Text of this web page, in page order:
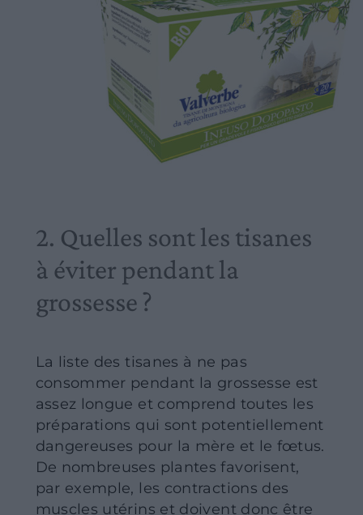
2. Quelles sont les tisanes
à éviter pendant la
grossesse ?
La liste des tisanes à ne pas
consommer pendant la grossesse est
assez longue et comprend toutes les
préparations qui sont potentiellement
dangereuses pour la mère et le fœtus.
De nombreuses plantes favorisent,
par exemple, les contractions des
muscles utérins et doivent donc être